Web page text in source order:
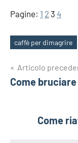
Pagine: 1 2 3 4
Tag
caffè per dimagrire
articoli
Articolo
Come
Come